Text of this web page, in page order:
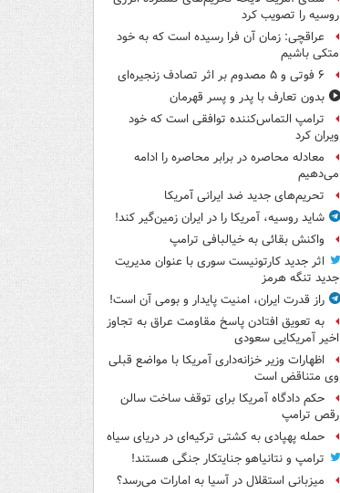
روسیه را تصویب کرد
عراقچی: زمان آن فرا رسیده است که به خود
متکی باشیم
۶ فوتی و ۵ مصدوم بر اثر تصادف زنجیره‌ای
بدون تعارف با پدر و پسر قهرمان
ترامپ التماس‌کننده توافقی است که خود
ویران کرد
معادله محاصره در برابر محاصره را ادامه
می‌دهیم
تحریم‌های جدید ضد ایرانی آمریکا
شاید روسیه، آمریکا را در ایران زمین‌گیر کند!
واکنش بقائی به خیالبافی ترامپ
اثر جدید کارتونیست سوری با عنوان مدیریت
جدید تنگه هرمز
راز قدرت ایران، امنیت پایدار و بومی آن است!
به تعویق افتادن پاسخ مقاومت عراق به تجاوز
اخیر آمریکایی سعودی
اظهارات وزیر خزانه‌داری آمریکا با مواضع قبلی
وی متناقض است
حکم دادگاه آمریکا برای توقف ساخت سالن
رقص ترامپ
حمله پهپادی به کشتی ترکیه‌ای در دریای سیاه
ترامپ و نتانیاهو جنایتکار جنگی هستند!
میزبانی استقلال در آسیا به امارات می‌رسد؟